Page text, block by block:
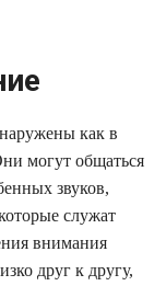
как в
могут общаться
звуков,
служат
внимания
друг к другу,